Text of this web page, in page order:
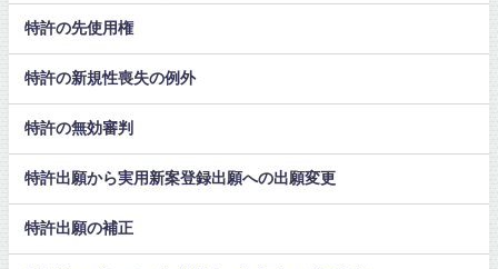
特許の先使用権
特許の新規性喪失の例外
特許の無効審判
特許出願から実用新案登録出願への出願変更
特許出願の補正